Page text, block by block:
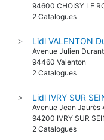
94600 CHOISY LE
2 Catalogues
> Lidl VALENTON
Avenue Julien
94460 Valenton
2 Catalogues
> Lidl IVRY SUR
Avenue Jean Jaurès
94200 IVRY SUR
2 Catalogues